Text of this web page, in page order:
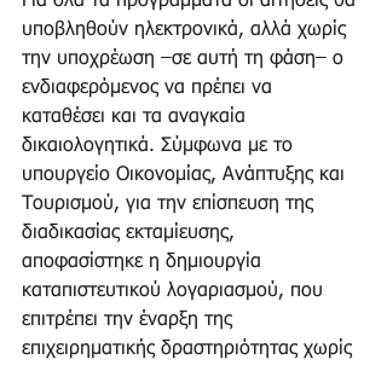
υποβληθούν ηλεκτρονικά, αλλά χωρίς
την υποχρέωση –σε αυτή τη φάση– ο
ενδιαφερόμενος να πρέπει να
καταθέσει και τα αναγκαία
δικαιολογητικά. Σύμφωνα με το
υπουργείο Οικονομίας, Ανάπτυξης και
Τουρισμού, για την επίσπευση της
διαδικασίας εκταμίευσης,
αποφασίστηκε η δημιουργία
καταπιστευτικού λογαριασμού, που
επιτρέπει την έναρξη της
επιχειρηματικής δραστηριότητας χωρίς